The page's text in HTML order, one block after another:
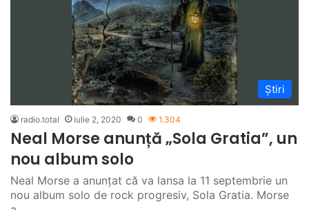
Știri
radio.total iulie 2, 2020 0 1.304
Neal Morse anunță „Sola Gratia”, un
nou album solo
Neal Morse a anunțat că va lansa la 11 septembrie un
nou album solo de rock progresiv, Sola Gratia. Morse